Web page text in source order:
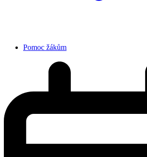
Pomoc žákům